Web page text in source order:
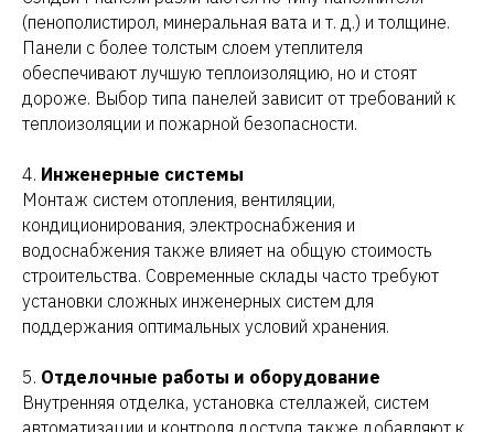
(пенополистирол, минеральная вата и т. д.) и толщине.
Панели с более толстым слоем утеплителя
обеспечивают лучшую теплоизоляцию, но и стоят
дороже. Выбор типа панелей зависит от требований к
теплоизоляции и пожарной безопасности.
4. Инженерные системы
Монтаж систем отопления, вентиляции,
кондиционирования, электроснабжения и
водоснабжения также влияет на общую стоимость
строительства. Современные склады часто требуют
установки сложных инженерных систем для
поддержания оптимальных условий хранения.
5. Отделочные работы и оборудование
Внутренняя отделка, установка стеллажей, систем
автоматизации и контроля доступа также добавляют к